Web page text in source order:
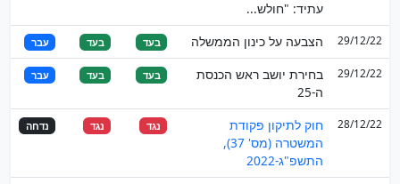
עתיד: "חולש...
29/12/22 הצבעה על כינון הממשלה בעד בעד עבר
29/12/22
בחירת יושב ראש הכנסת
ה-25
בעד בעד עבר
28/12/22
חוק לתיקון פקודת
המשטרה (מס' 37),
התשפ"ג-2022
נגד נגד נדחה